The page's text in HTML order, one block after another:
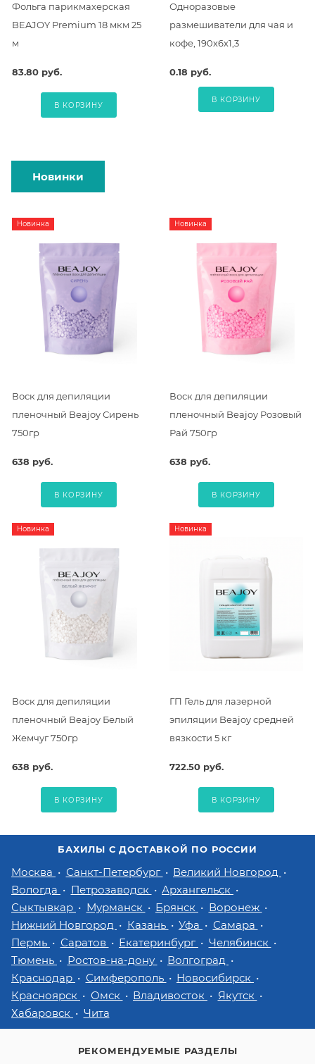
Фольга парикмахерская
BEAJOY Premium 18 мкм 25
м
83.80 руб.
В КОРЗИНУ
Одноразовые
размешиватели для чая и
кофе, 190х6х1,3
0.18 руб.
В КОРЗИНУ
Новинки
Новинка
Воск для депиляции
пленочный Beajoy Сирень
750гр
638 руб.
В КОРЗИНУ
Новинка
Воск для депиляции
пленочный Beajoy Розовый
Рай 750гр
638 руб.
В КОРЗИНУ
Новинка
Воск для депиляции
пленочный Beajoy Белый
Жемчуг 750гр
638 руб.
В КОРЗИНУ
Новинка
ГП Гель для лазерной
эпиляции Beajoy средней
вязкости 5 кг
722.50 руб.
В КОРЗИНУ
БАХИЛЫ С ДОСТАВКОЙ ПО РОССИИ
Москва Санкт-Петербург
Великий Новгород
Вологда
Петрозаводск
Архангельск
Сыктывкар
Мурманск Брянск
Воронеж
Нижний Новгород
Казань Уфа
Самара
Пермь
Саратов Екатеринбург
Челябинск
Тюмень
Ростов-на-дону
Волгоград
Краснодар
Симферополь
Новосибирск
Красноярск
Омск Владивосток
Якутск
Хабаровск
Чита
РЕКОМЕНДУЕМЫЕ РАЗДЕЛЫ